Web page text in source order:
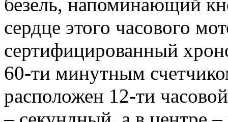
безель, напоминающий
сердце этого часового
сертифицированный
60-ти минутным
расположен 12-ти